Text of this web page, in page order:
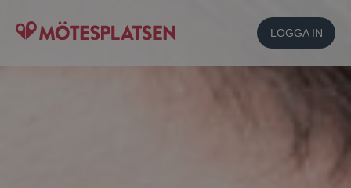
LOGGA IN